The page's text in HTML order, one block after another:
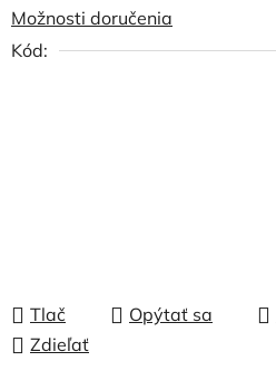
Možnosti doručenia
Kód:
Tlač Opýtať sa
Zdieľať